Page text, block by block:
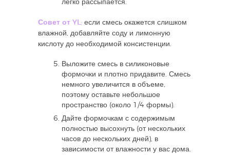
легко рассыпается.
Совет от YL: если смесь окажется слишком
влажной, добавляйте соду и лимонную
кислоту до необходимой консистенции.
Выложите смесь в силиконовые
формочки и плотно придавите. Смесь
немного увеличится в объеме,
поэтому оставьте небольшое
пространство (около 1/4 формы).
Дайте формочкам с содержимым
полностью высохнуть (от нескольких
часов до нескольких дней), в
зависимости от влажности у вас дома.